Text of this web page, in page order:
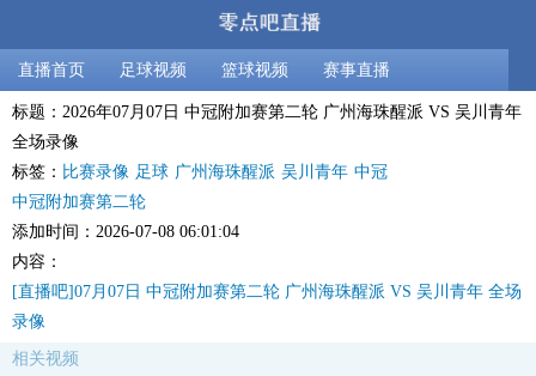
直播首页 足球视频 篮球视频 赛事直播
标题：2026年07月07日 中冠附加赛第二轮 广州海珠醒派 VS 吴川青年
全场录像
标签： 比赛录像 足球 广州海珠醒派 吴川青年 中冠
中冠附加赛第二轮
添加时间：2026-07-08 06:01:04
内容：
[直播吧]07月07日 中冠附加赛第二轮 广州海珠醒派 VS 吴川青年 全场
录像
相关视频